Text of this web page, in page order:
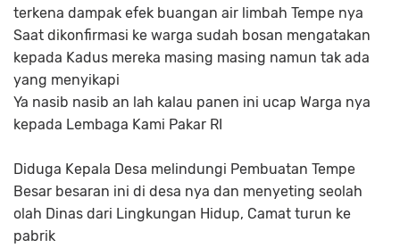
terkena dampak efek buangan air limbah Tempe nya
Saat dikonfirmasi ke warga sudah bosan mengatakan
kepada Kadus mereka masing masing namun tak ada
yang menyikapi
Ya nasib nasib an lah kalau panen ini ucap Warga nya
kepada Lembaga Kami Pakar RI
Diduga Kepala Desa melindungi Pembuatan Tempe
Besar besaran ini di desa nya dan menyeting seolah
olah Dinas dari Lingkungan Hidup, Camat turun ke
pabrik